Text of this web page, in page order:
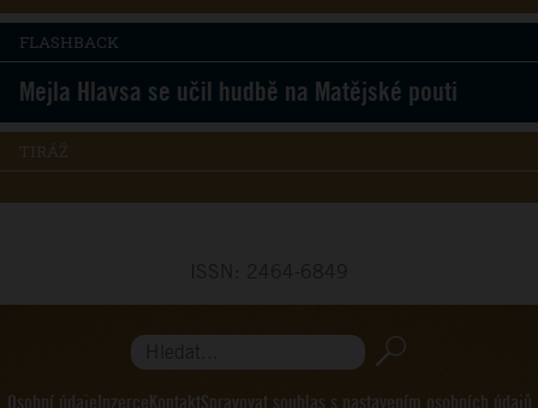
FLASHBACK
Mejla Hlavsa se učil hudbě na Matějské pouti
TIRÁŽ
Hledat...
Osobní údajeInzerceKontaktSpravovat souhlas s nastavením osobních údajů